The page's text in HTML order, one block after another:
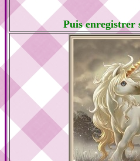
Puis enregistrer